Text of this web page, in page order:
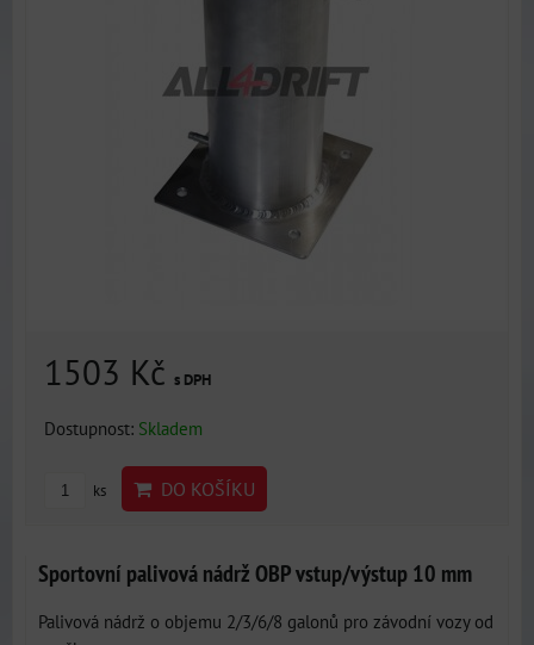
1503 Kč s DPH
Dostupnost: Skladem
ks DO KOŠÍKU
Sportovní palivová nádrž OBP vstup/výstup 10 mm
Palivová nádrž o objemu 2/3/6/8 galonů pro závodní vozy od